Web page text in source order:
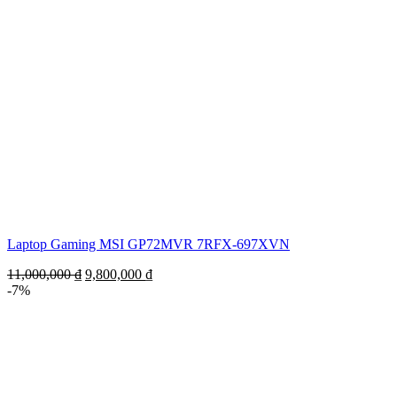
Laptop Gaming MSI GP72MVR 7RFX-697XVN
11,000,000₫ 9,800,000 ₫
-7%